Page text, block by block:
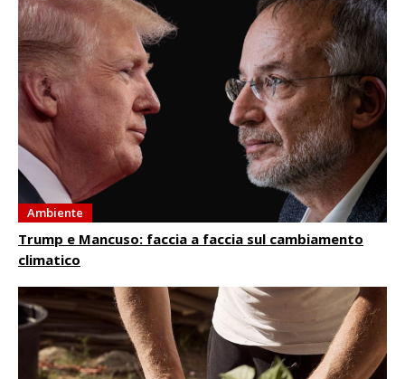
Ambiente
Trump e Mancuso: faccia a faccia sul cambiamento
climatico